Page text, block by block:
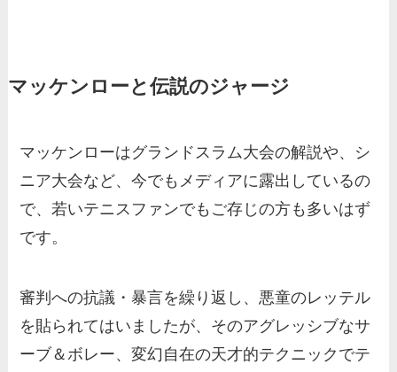
マッケンローと伝説のジャージ
マッケンローはグランドスラム大会の解説や、シ
ニア大会など、今でもメディアに露出しているの
で、若いテニスファンでもご存じの方も多いはず
です。
審判への抗議・暴言を繰り返し、悪童のレッテル
を貼られてはいましたが、そのアグレッシブなサ
ーブ＆ボレー、変幻自在の天才的テクニックでテ